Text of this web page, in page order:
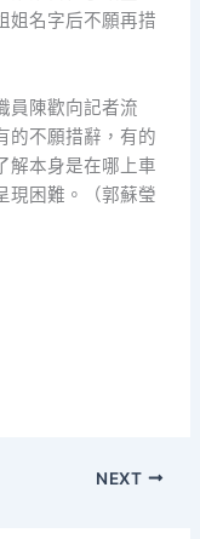
姐名字后不願再措
員陳歡向記者流
的不願措辭，有的
解本身是在哪上車
現困難。（郭蘇瑩
NEXT